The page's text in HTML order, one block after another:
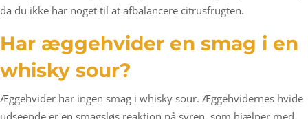
da du ikke har noget til at afbalancere citrusfrugten.
Har æggehvider en smag i en
whisky sour?
Æggehvider har ingen smag i whisky sour. Æggehvidernes hvide